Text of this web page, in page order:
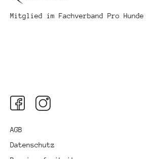
Mitglied im Fachverband Pro Hunde
AGB
Datenschutz